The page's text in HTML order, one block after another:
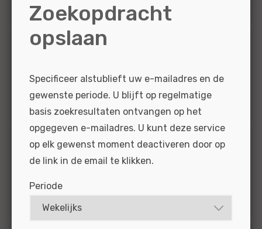
Merk
Mini
BMW
Dienstverband
Vast
Zoekopdracht
opslaan
Specificeer alstublieft uw e-mailadres en de
gewenste periode. U blijft op regelmatige
basis zoekresultaten ontvangen op het
opgegeven e-mailadres. U kunt deze service
op elk gewenst moment deactiveren door op
de link in de email te klikken.
Periode